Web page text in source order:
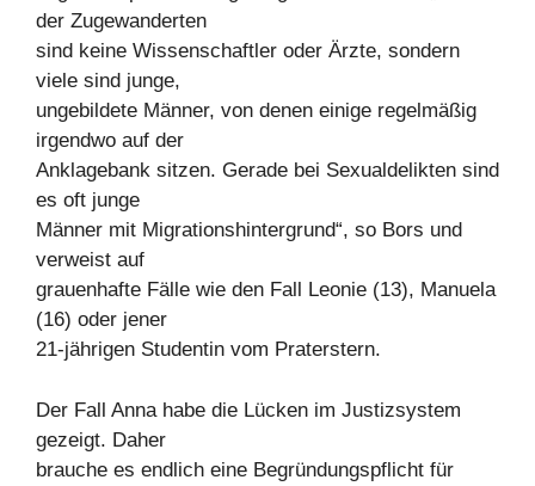
der Zugewanderten
sind keine Wissenschaftler oder Ärzte, sondern
viele sind junge,
ungebildete Männer, von denen einige regelmäßig
irgendwo auf der
Anklagebank sitzen. Gerade bei Sexualdelikten sind
es oft junge
Männer mit Migrationshintergrund“, so Bors und
verweist auf
grauenhafte Fälle wie den Fall Leonie (13), Manuela
(16) oder jener
21-jährigen Studentin vom Praterstern.
Der Fall Anna habe die Lücken im Justizsystem
gezeigt. Daher
brauche es endlich eine Begründungspflicht für